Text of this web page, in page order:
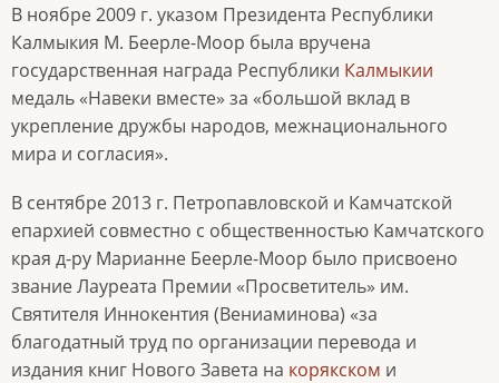
В ноябре 2009 г. указом Президента Республики
Калмыкия М. Беерле-Моор была вручена
государственная награда Республики Калмыкии
медаль «Навеки вместе» за «большой вклад в
укрепление дружбы народов, межнационального
мира и согласия».
В сентябре 2013 г. Петропавловской и Камчатской
епархией совместно с общественностью Камчатского
края д-ру Марианне Беерле-Моор было присвоено
звание Лауреата Премии «Просветитель» им.
Святителя Иннокентия (Вениаминова) «за
благодатный труд по организации перевода и
издания книг Нового Завета на корякском и